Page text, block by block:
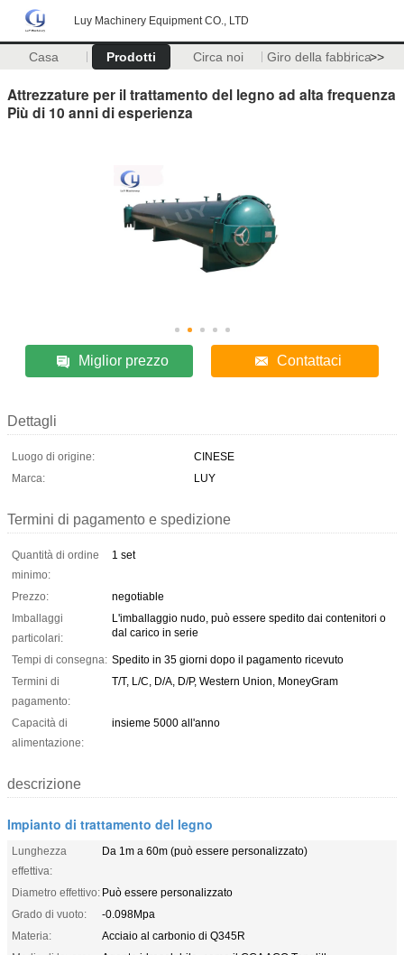
Luy Machinery Equipment CO., LTD
Casa Prodotti Circa noi Giro della fabbrica>>
Attrezzature per il trattamento del legno ad alta frequenza
Più di 10 anni di esperienza
Miglior prezzo Contattaci
Dettagli
Luogo di origine:
CINESE
Marca:
LUY
Termini di pagamento e spedizione
Quantità di ordine
minimo:
1 set
Prezzo:
negotiable
Imballaggi
particolari:
L'imballaggio nudo, può essere spedito dai contenitori o
dal carico in serie
Tempi di consegna: Spedito in 35 giorni dopo il pagamento ricevuto
Termini di
pagamento:
T/T, L/C, D/A, D/P, Western Union, MoneyGram
Capacità di
alimentazione:
insieme 5000 all'anno
descrizione
Impianto di trattamento del legno
Lunghezza
effettiva:
Da 1m a 60m (può essere personalizzato)
Diametro effettivo: Può essere personalizzato
Grado di vuoto:
-0.098Mpa
Materia:
Acciaio al carbonio di Q345R